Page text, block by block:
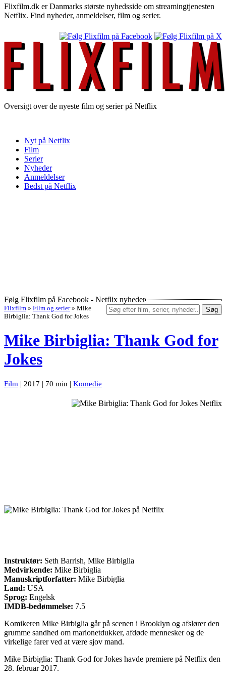
Flixfilm.dk er Danmarks største nyhedsside om streamingtjenesten
Netflix. Find nyheder, anmeldelser, film og serier.
Oversigt over de nyeste film og serier på Netflix
Nyt på Netflix
Film
Serier
Nyheder
Anmeldelser
Bedst på Netflix
Følg Flixfilm på Facebook - Netflix nyheder
Søg
Flixfilm » Film og serier » Mike
Birbiglia: Thank God for Jokes
Mike Birbiglia: Thank God for
Jokes
Film | 2017 | 70 min | Komedie
Instruktør: Seth Barrish, Mike Birbiglia
Medvirkende: Mike Birbiglia
Manuskriptforfatter: Mike Birbiglia
Land: USA
Sprog: Engelsk
IMDB-bedømmelse: 7.5
Komikeren Mike Birbiglia går på scenen i Brooklyn og afslører den
grumme sandhed om marionetdukker, afdøde mennesker og de
virkelige farer ved at være sjov mand.
Mike Birbiglia: Thank God for Jokes havde premiere på Netflix den
28. februar 2017.